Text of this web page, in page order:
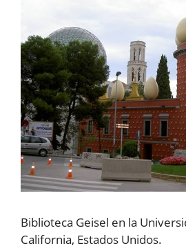
Biblioteca Geisel en la
California, Estados Unidos.